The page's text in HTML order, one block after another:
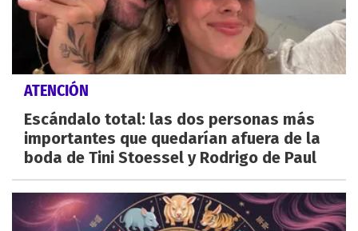
ATENCIÓN
Escándalo total: las dos personas más
importantes que quedarían afuera de la
boda de Tini Stoessel y Rodrigo de Paul